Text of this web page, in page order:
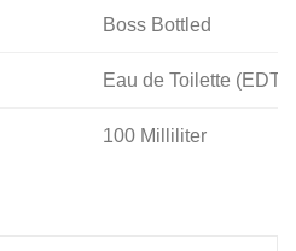
Boss Bottled
Eau de Toilette (EDT)
100 Milliliter